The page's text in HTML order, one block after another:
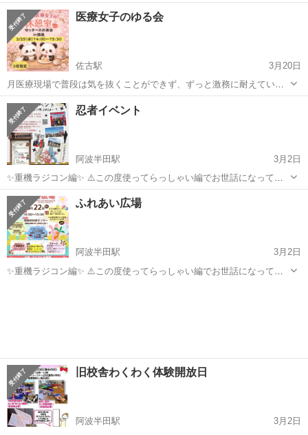
した。今年で15年目になります。 衣類、かばん、文房具、おもちゃ、
キッチン用品、手作りスイーツ、（日曜日のみ模擬店、抽選会）ご用
徳島 徳島市 その他 バザー
医療女子のゆる会
佐古駅
3月20日
月医療現場で普段は気を抜くことができず、ずっと激務に耐えている
仲間と、普段のストレス発散も含めた分かち合いができればと思い企
画しました。 主催者が人見知りであるため、少人数で開催します。 詳
徳島 徳島市 佐古駅 その他
忍者イベント
阿波半田駅
3月2日
✨重機ラジコン編✨ ⚠️この度使ってらっしゃい編でお世話になってい
る私が全国初重機ラジコンを使った体験型プログラムをマルシェe.t.c.
にて開催するようになりました✨ 子供はもとより、大人まで楽しんで
いただけるようにデザイン...
徳島 美馬郡 阿波半田駅
ふれあい広場
阿波半田駅
3月2日
✨重機ラジコン編✨ ⚠️この度使ってらっしゃい編でお世話になってい
旧校舎わくわく体験開放日
阿波半田駅
3月2日